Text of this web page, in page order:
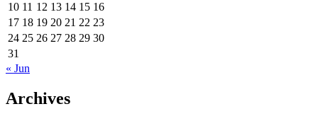
10 11 12 13 14 15 16
17 18 19 20 21 22 23
24 25 26 27 28 29 30
31
« Jun
Archives